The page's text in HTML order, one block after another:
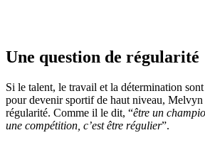
Une question de régularité
Si le talent, le travail et la détermination
pour devenir sportif de haut niveau, Melvyn
régularité. Comme il le dit, “être un
une compétition, c’est être régulier”.